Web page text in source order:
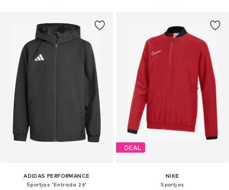
ADIDAS PERFORMANCE
Sportjas 'Entrada 26'
DEAL
NIKE
Sportjas